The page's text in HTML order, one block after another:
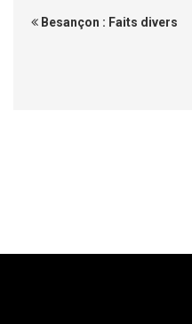
Besançon : Faits divers